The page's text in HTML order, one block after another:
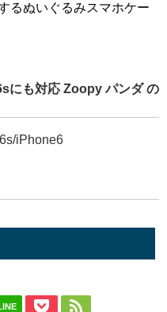
るぬいぐるみスマホケー
にも対応 Zoopy パンダ の
iPhone6